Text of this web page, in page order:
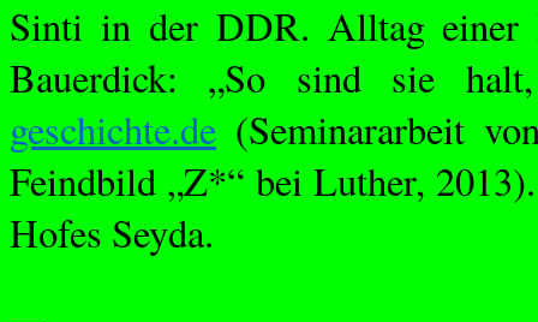
Sinti in der DDR. Alltag einer
Bauerdick: „So sind sie
geschichte.de (Seminararbeit
Feindbild „Z*“ bei Luther,
Hofes Seyda.